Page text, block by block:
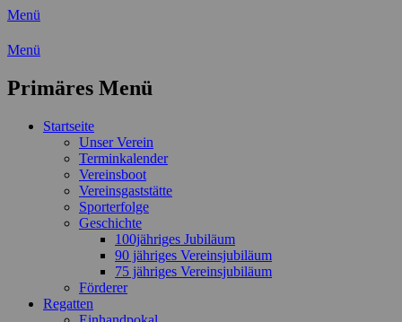
Menü
Wassersport-Verein 1921 e.V.
Freizeit mit der ganzen Familie
Menü
Primäres Menü
Zum
Startseite
Unser Verein
Terminkalender
Vereinsboot
Vereinsgaststätte
Sporterfolge
Geschichte
100jähriges Jubiläum
90 jähriges Vereinsjubiläum
75 jähriges Vereinsjubiläum
Förderer
Regatten